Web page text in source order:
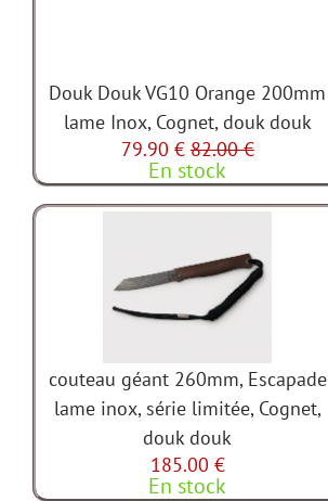
Douk Douk VG10 Orange 200mm
lame Inox, Cognet, douk douk
79.90 € 82.00 €
En stock
couteau géant 260mm, Escapade
lame inox, série limitée, Cognet,
douk douk
185.00 €
En stock